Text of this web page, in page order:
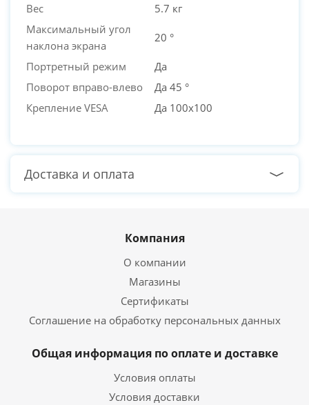
Вес
5.7 кг
Максимальный угол
наклона экрана
20 °
Портретный режим
Да
Поворот вправо-влево
Да 45 °
Крепление VESA
Да 100x100
Доставка и оплата
Компания
О компании
Магазины
Сертификаты
Соглашение на обработку персональных данных
Общая информация по оплате и доставке
Условия оплаты
Условия доставки